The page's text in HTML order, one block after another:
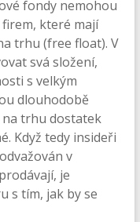
fondy nemohou
které mají
trhu (free float). V
svá složení,
s velkým
dlouhodobě
na trhu dostatek
Když tedy insideři
v
je
s tím, jak by se